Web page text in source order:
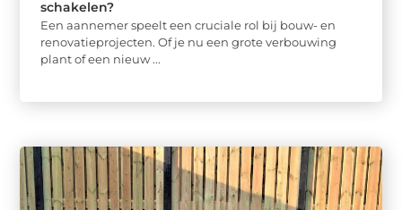
schakelen?
Een aannemer speelt een cruciale rol bij bouw- en
renovatieprojecten. Of je nu een grote verbouwing
plant of een nieuw ...